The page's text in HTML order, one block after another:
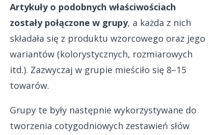
Artykuły o podobnych właściwościach
zostały połączone w grupy, a każda z nich
składała się z produktu wzorcowego oraz jego
wariantów (kolorystycznych, rozmiarowych
itd.). Zazwyczaj w grupie mieściło się 8–15
towarów.
Grupy te były następnie wykorzystywane do
tworzenia cotygodniowych zestawień słów